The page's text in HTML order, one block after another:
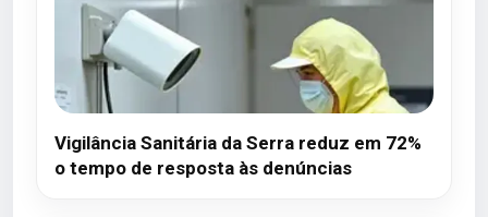
Vigilância Sanitária da Serra reduz em 72%
o tempo de resposta às denúncias